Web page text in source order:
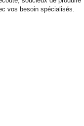
vos besoin spécialisés.